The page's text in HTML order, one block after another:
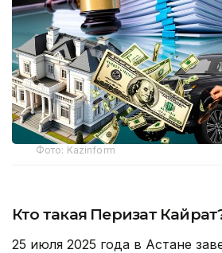
Фото: Kazinform
Кто такая Перизат
25 июля 2025 года в Астане